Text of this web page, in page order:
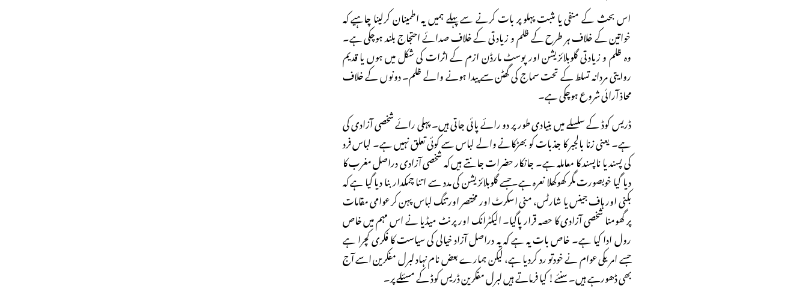
اس بحث کے منفی یا مثبت پہلو پر بات کرنے سے پہلے ہمیں یہ اطمینان کرلینا چاہیے کہ
خواتین کے خلاف ہر طرح کے ظلم و زیادتی کے خلاف صدائے احتجاج بلند ہوچکی ہے۔
وہ ظلم و زیادتی گلوبلائزیشن اور پوسٹ مارڈن ازم کے اثرات کی شکل میں ہوں یا قدیم
روایتی مردانہ تسلط کے تحت سماج کی گھٹن سے پیدا ہونے والے ظلم۔ دونوں کے خلاف
محاذ آرائی شروع ہوچکی ہے۔
ڈریس کوڈ کے سلسلے میں بنیادی طور پر دو رائے پائی جاتی ہیں۔ پہلی رائے شخصی آزادی کی
ہے۔ یعنی زنا بالجبر کا جذبات کو بھڑکانے والے لباس سے کوئی تعلق نہیں ہے۔ لباس فرد
کی پسند یا ناپسند کا معاملہ ہے۔ جانکار حضرات جانتے ہیں کہ شخصی آزادی دراصل مغرب کا
دیا گیا خوبصورت مگر کھوکھلا نعرہ ہے۔جسے گلوبلائزیشن کی مدد سے اتنا چمکدار بنا دیا گیا ہے کہ
بکنی اور ہاف جینس یا شارٹس، منی اسکرٹ اور مختصر اور تنگ لباس پہن کر عوامی مقامات
پر گھومنا شخصی آزادی کا حصہ قرار پاگیا۔ الیکٹرانک اور پرنٹ میڈیا نے اس مہم میں خاص
رول ادا کیا ہے۔ خاص بات یہ ہے کہ یہ دراصل آزاد خیالی کی سیاست کا فکری کچرا ہے
جسے امریکی عوام نے خودتو رد کردیا ہے، لیکن ہمارے بعض نام نہاد لبرل مفکرین اسے آج
بھی ڈھورہے ہیں۔ سنئے! کیا فرماتے ہیں لبرل مفکرین ڈریس کوڈ کے مسئلے پر۔